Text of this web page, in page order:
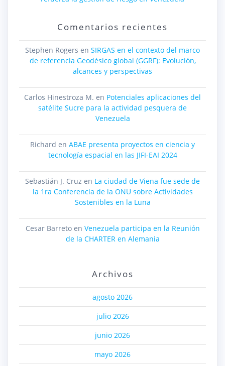
Comentarios recientes
Stephen Rogers en SIRGAS en el contexto del marco
de referencia Geodésico global (GGRF): Evolución,
alcances y perspectivas
Carlos Hinestroza M. en Potenciales aplicaciones del
satélite Sucre para la actividad pesquera de
Venezuela
Richard en ABAE presenta proyectos en ciencia y
tecnología espacial en las JIFI-EAI 2024
Sebastián J. Cruz en La ciudad de Viena fue sede de
la 1ra Conferencia de la ONU sobre Actividades
Sostenibles en la Luna
Cesar Barretoen Venezuela participa en la Reunión
de la CHARTER en Alemania
Archivos
agosto 2026
julio 2026
junio 2026
mayo 2026